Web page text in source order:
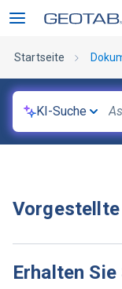
Startseite
KI-Suche
Erhalten